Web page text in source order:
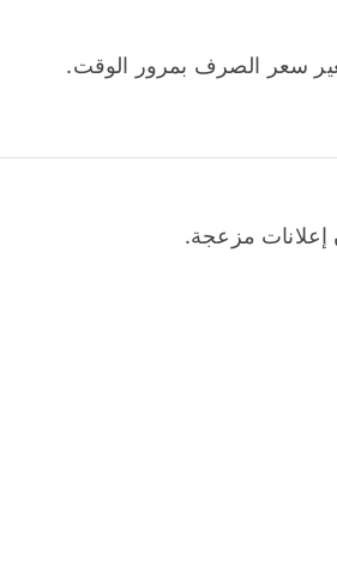
سعر الصرف بمرور الوقت.
إعلانات مزعجة.